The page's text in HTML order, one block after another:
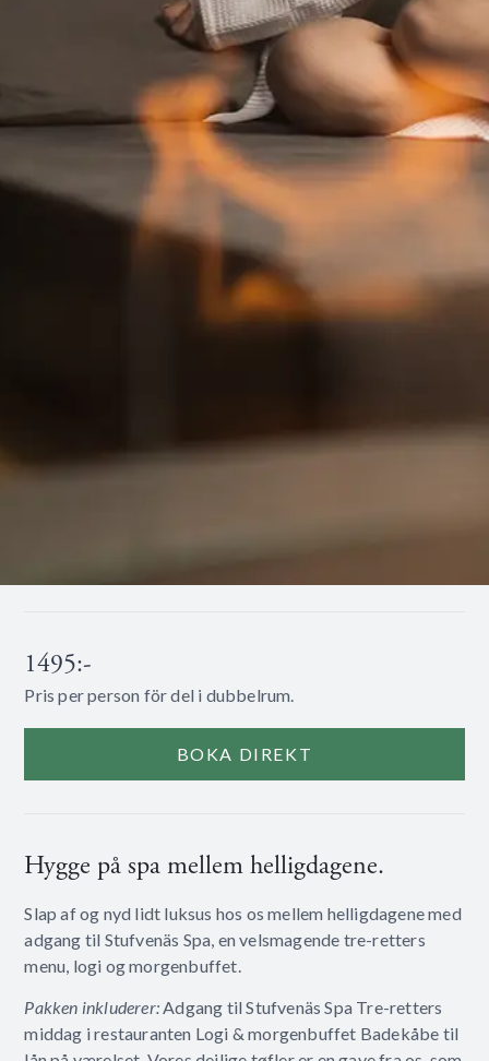
1495:-
Pris per person för del i dubbelrum.
BOKA DIREKT
Hygge på spa mellem helligdagene.
Slap af og nyd lidt luksus hos os mellem helligdagene med
adgang til Stufvenäs Spa, en velsmagende tre-retters
menu, logi og morgenbuffet.
Pakken inkluderer:Adgang til Stufvenäs Spa Tre-retters
middag i restauranten Logi & morgenbuffet Badekåbe til